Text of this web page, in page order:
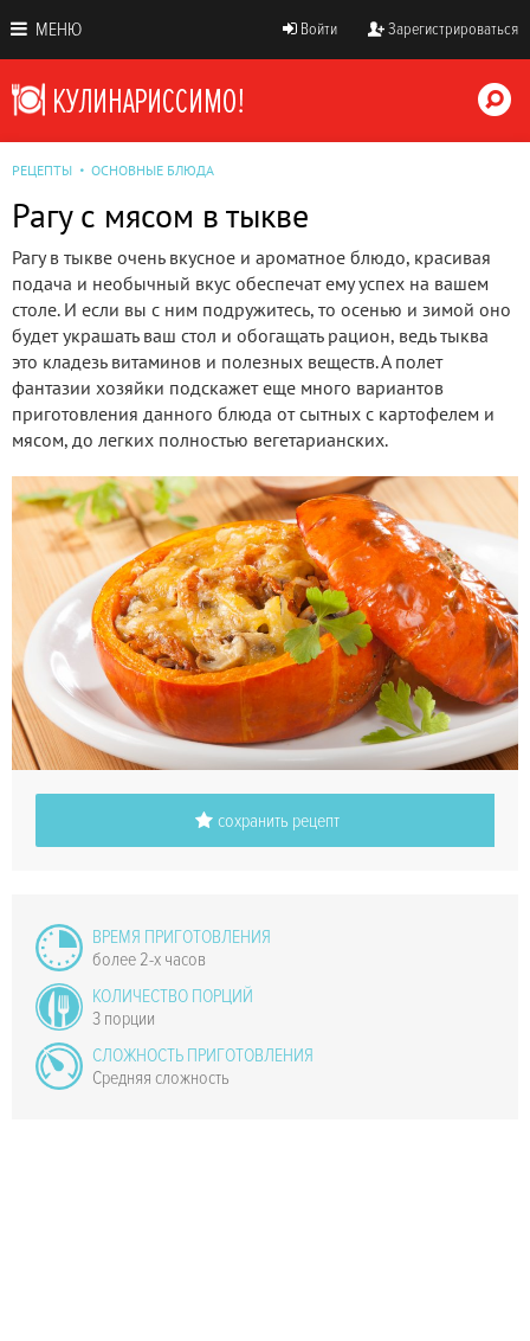
МЕНЮ Войти Зарегистрироваться
РЕЦЕПТЫ ОСНОВНЫЕ БЛЮДА
Рагу с мясом в тыкве
Рагу в тыкве очень вкусное и ароматное блюдо, красивая
подача и необычный вкус обеспечат ему успех на вашем
столе. И если вы с ним подружитесь, то осенью и зимой оно
будет украшать ваш стол и обогащать рацион, ведь тыква
это кладезь витаминов и полезных веществ. А полет
фантазии хозяйки подскажет еще много вариантов
приготовления данного блюда от сытных с картофелем и
мясом, до легких полностью вегетарианских.
сохранить рецепт
ВРЕМЯ ПРИГОТОВЛЕНИЯ
более 2-х часов
КОЛИЧЕСТВО ПОРЦИЙ
3 порции
СЛОЖНОСТЬ ПРИГОТОВЛЕНИЯ
Средняя сложность